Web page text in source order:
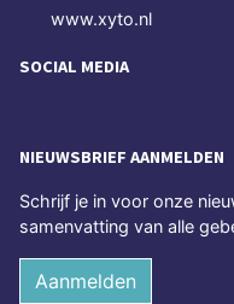
www.xyto.nl
SOCIAL MEDIA
NIEUWSBRIEF AANMELDEN
Schrijf je in voor onze
samenvatting van alle
Aanmelden